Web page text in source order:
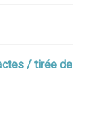
/ tirée de